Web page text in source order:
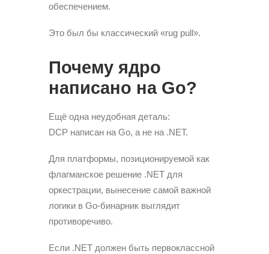
обеспечением.
Это был бы классический «rug pull».
Почему ядро
написано на Go?
Ещё одна неудобная деталь:
DCP написан на Go, а не на .NET.
Для платформы, позиционируемой как
флагманское решение .NET для
оркестрации, вынесение самой важной
логики в Go-бинарник выглядит
противоречиво.
Если .NET должен быть первоклассной